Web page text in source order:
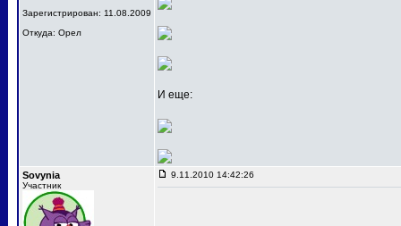
Зарегистрирован: 11.08.2009
Откуда: Орел
И еще:
Sovynia
Участник
9.11.2010 14:42:26